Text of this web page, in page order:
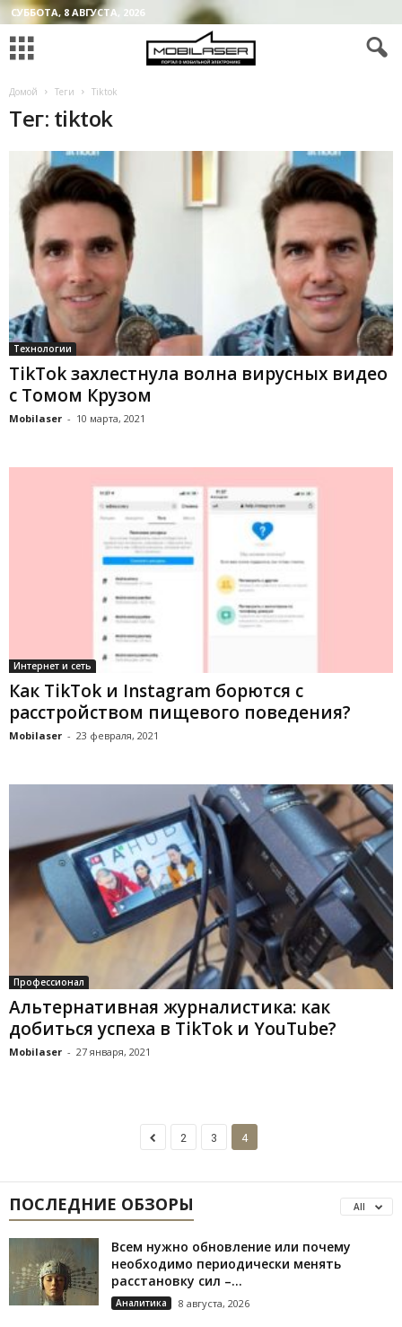
СУББОТА, 8 АВГУСТА, 2026
Домой Теги Tiktok
Тег: tiktok
Технологии
TikTok захлестнула волна вирусных видео
с Томом Крузом
Mobilaser - 10 марта, 2021
Интернет и сеть
Как TikTok и Instagram борются с
расстройством пищевого поведения?
Mobilaser - 23 февраля, 2021
Профессионал
Альтернативная журналистика: как
добиться успеха в TikTok и YouTube?
Mobilaser - 27 января, 2021
2 3 4
ПОСЛЕДНИЕ ОБЗОРЫ All
Всем нужно обновление или почему
необходимо периодически менять
расстановку сил –...
Аналитика 8 августа, 2026